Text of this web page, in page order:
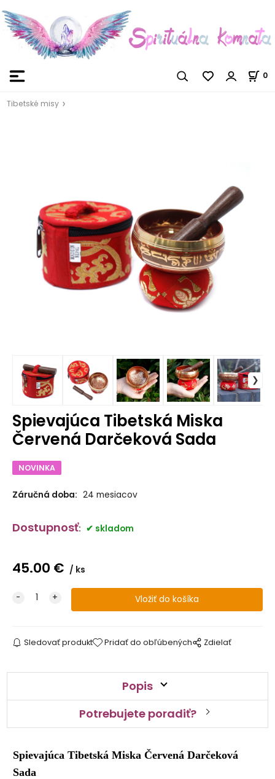
0
Tibetské misy
Spievajúca Tibetská Miska
Červená Darčeková Sada
NOVINKA
Záručná doba: 24 mesiacov
Dostupnosť: skladom
45.00 € ks
Sledovať produkt Pridať do obľúbených Zdielať
Popis
Potrebujete poradiť?
Spievajúca Tibetská Miska Červená Darčeková
Sada